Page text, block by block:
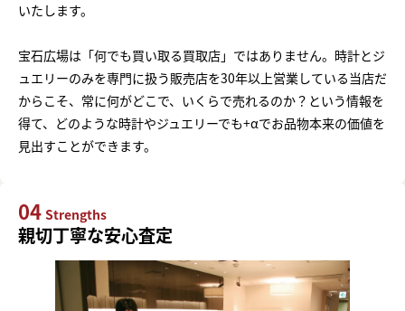
いたします。
宝石広場は「何でも買い取る買取店」ではありません。時計とジ
ュエリーのみを専門に扱う販売店を30年以上営業している当店だ
からこそ、常に何がどこで、いくらで売れるのか？という情報を
得て、どのような時計やジュエリーでも+αでお品物本来の価値を
見出すことができます。
04 Strengths
親切丁寧な安心査定